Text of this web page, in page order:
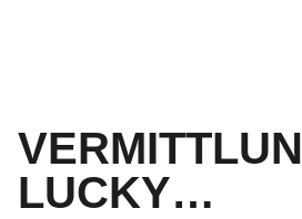
LUCKY…